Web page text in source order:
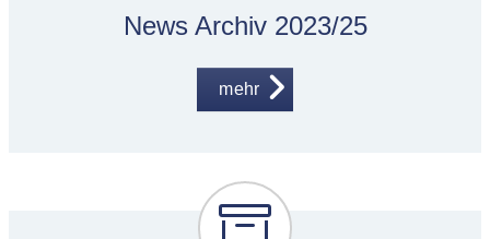
News Archiv 2023/25
mehr